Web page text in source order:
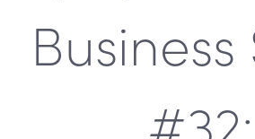
#32: